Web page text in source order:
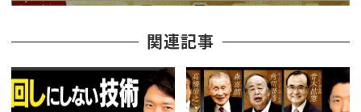
これ上のほうを下げると大問題になるので低いとこ
ろあげましょうそれに対して
それもしょうがないですね
むしろ少なかったぐらいだ言ってね
関連記事